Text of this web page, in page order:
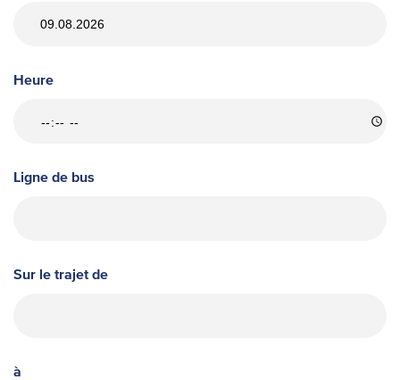
Heure
Ligne de bus
Sur le trajet de
à